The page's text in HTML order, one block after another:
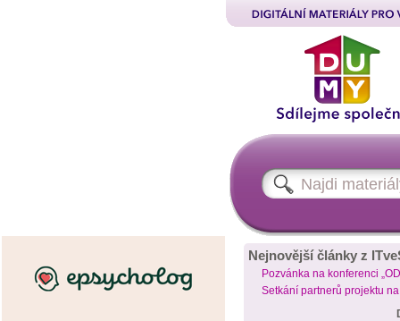
Nejnovější články z
Pozvánka na konferenci
Setkání partnerů projektu